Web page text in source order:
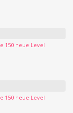
150 neue Level
150 neue Level